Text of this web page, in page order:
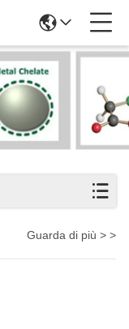
Guarda di più > >